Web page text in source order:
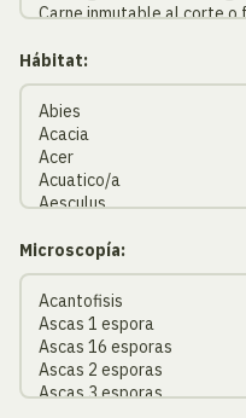
Hábitat:
Microscopía: